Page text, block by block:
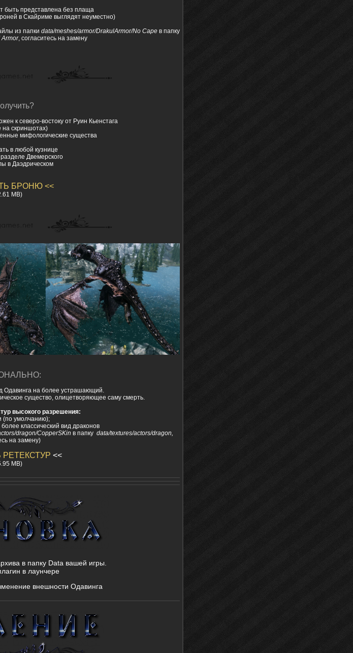
быть представлена без плаща
в Скайриме выглядят неуместно)
из папки data/meshes/armor/DrakulArmor/No Cape в папку
Armor, согласитесь на замену
к северо-востоку от Руин Кьенстага
на скриншотах)
мифологические существа
в любой кузнице
Двемерского
в Даэдрическом
БРОНЮ <<
MB)
НАЛЬНО:
Одавинга на более устрашающий.
существо, олицетворяющее саму смерть.
высокого разрешения:
(по умолчанию);
классический вид драконов
dragon/CopperSKin в папку data/textures/actors/dragon,
на замену)
РЕТЕКСТУР <<
MB)
в папку Data вашей игры.
в лаунчере
внешности Одавинга